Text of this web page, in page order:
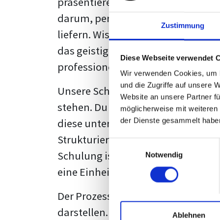
Zustimmung
Diese Webseite verwendet
Wir verwenden Cookies,
und die Zugriffe auf unsere
Website an unsere Partner
möglicherweise mit
der Dienste gesammelt
Notwendig
Ablehnen
darum, persönliche Meinungen
liefern. Wissenschaftliche Texte,
das geistige Eigentum des
professionell zu kommunizieren.
Unsere Schulung wurde mit Blick
stehen. Du wirst nicht nur
diese unter Zuhilfenahme von
Strukturierung ist ebenso
Schulung ist so konzipiert, dass
eine Einheitslösung zu bieten.
Der Prozess des
darstellen. Jedoch, ausgestattet